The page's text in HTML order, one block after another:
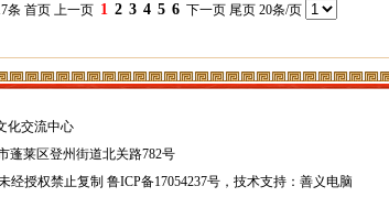
条 首页 上一页 1 2 3 4 5 6 下一页 尾页 20条/页
化交流中心
蓬莱区登州街道北关路782号
经授权禁止复制 鲁ICP备17054237号，技术支持：善义电脑